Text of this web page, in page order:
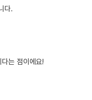
다.
는 점이에요!